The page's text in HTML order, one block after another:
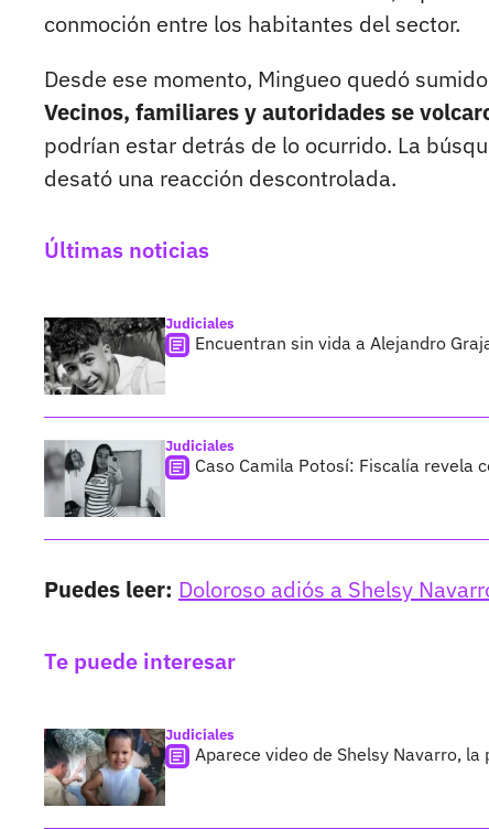
conmoción entre los habitantes del sector.
Desde ese momento, Mingueo quedó
Vecinos, familiares y autoridades se
podrían estar detrás de lo ocurrido. La
desató una reacción descontrolada.
Últimas noticias
Judiciales
Encuentran sin vida a Alejandro
Judiciales
Caso Camila Potosí: Fiscalía revela
Puedes leer: Doloroso adiós a Shelsy
Te puede interesar
Judiciales
Aparece video de Shelsy Navarro,